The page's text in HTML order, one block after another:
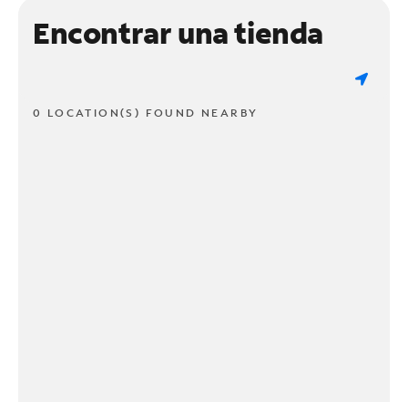
Encontrar una tienda
0 LOCATION(S) FOUND NEARBY